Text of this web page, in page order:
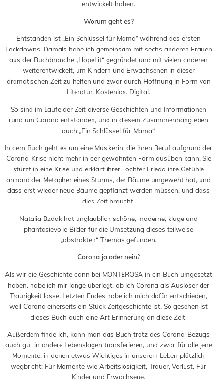
entwickelt haben.
Worum geht es?
Entstanden ist „Ein Schlüssel für Mama“ während des ersten
Lockdowns. Damals habe ich gemeinsam mit sechs anderen Frauen
aus der Buchbranche „HopeLit“ gegründet und mit vielen anderen
weiterentwickelt, um Kindern und Erwachsenen in dieser
dramatischen Zeit zu helfen und zwar durch Hoffnung in Form von
Literatur. Kostenlos. Digital.
So sind im Laufe der Zeit diverse Geschichten und Informationen
rund um Corona entstanden, und in diesem Zusammenhang eben
auch „Ein Schlüssel für Mama“.
In dem Buch geht es um eine Musikerin, die ihren Beruf aufgrund der
Corona-Krise nicht mehr in der gewohnten Form ausüben kann. Sie
stürzt in eine Krise und erklärt ihrer Tochter Frieda ihre Gefühle
anhand der Metapher eines Sturms, der Bäume umgeweht hat, und
dass erst wieder neue Bäume gepflanzt werden müssen, und dass
dies Zeit braucht.
Natalia Bzdak hat unglaublich schöne, moderne, kluge und
phantasievolle Bilder für die Umsetzung dieses teilweise
„abstrakten“ Themas gefunden.
Corona ja oder nein?
Als wir die Geschichte dann bei MONTEROSA in ein Buch umgesetzt
haben, habe ich mir lange überlegt, ob ich Corona als Auslöser der
Traurigkeit lasse. Letzten Endes habe ich mich dafür entschieden,
weil Corona einerseits ein Stück Zeitgeschichte ist. So gesehen ist
dieses Buch auch eine Art Erinnerung an diese Zeit.
Außerdem finde ich, kann man das Buch trotz des Corona-Bezugs
auch gut in andere Lebenslagen transferieren, und zwar für alle jene
Momente, in denen etwas Wichtiges in unserem Leben plötzlich
wegbricht: Für Momente wie Arbeitslosigkeit, Trauer, Verlust. Für
Kinder und Erwachsene.